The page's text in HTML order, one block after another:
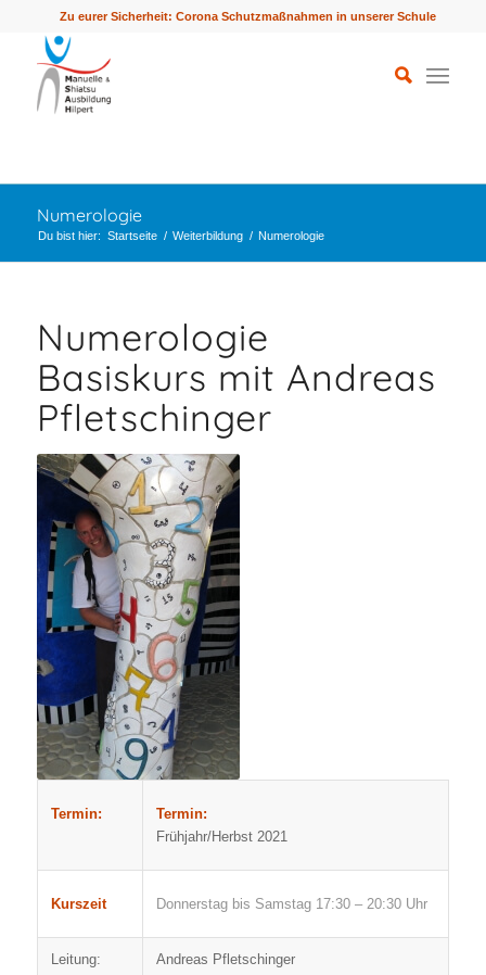
Zu eurer Sicherheit: Corona Schutzmaßnahmen in unserer Schule
Numerologie
Du bist hier: Startseite / Weiterbildung / Numerologie
Numerologie
Basiskurs mit Andreas
Pfletschinger
Termin:
Termin:
Frühjahr/Herbst 2021
Kurszeit Donnerstag bis Samstag 17:30 – 20:30 Uhr
Leitung: Andreas Pfletschinger